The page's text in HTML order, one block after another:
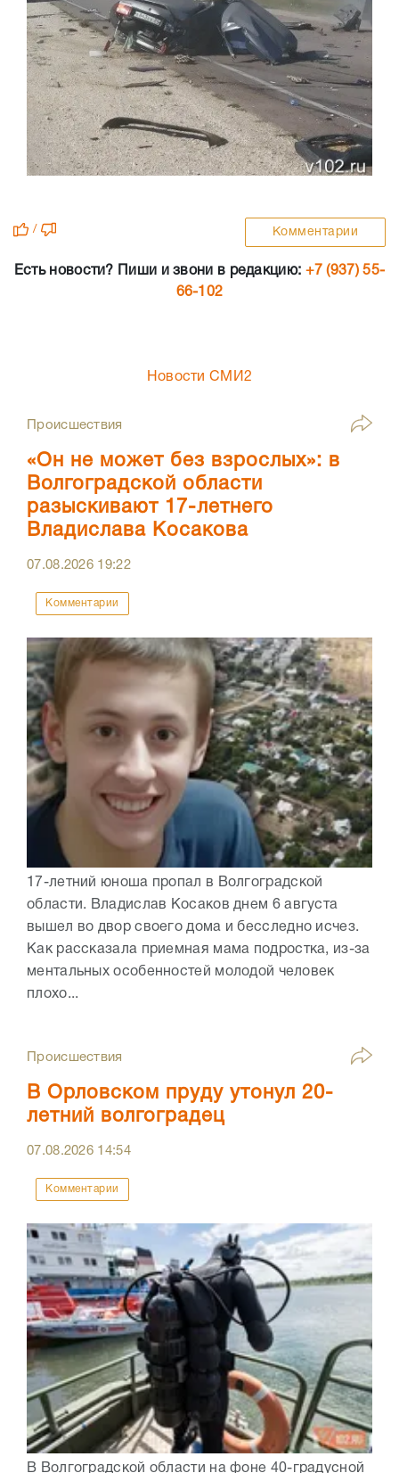
/ Комментарии
Есть новости? Пиши и звони в редакцию: +7 (937) 55-
66-102
Новости СМИ2
Происшествия
«Он не может без взрослых»: в
Волгоградской области
разыскивают 17-летнего
Владислава Косакова
07.08.2026 19:22
Комментарии
17-летний юноша пропал в Волгоградской
области. Владислав Косаков днем 6 августа
вышел во двор своего дома и бесследно исчез.
Как рассказала приемная мама подростка, из-за
ментальных особенностей молодой человек
плохо...
Происшествия
В Орловском пруду утонул 20-
летний волгоградец
07.08.2026 14:54
Комментарии
В Волгоградской области на фоне 40-градусной